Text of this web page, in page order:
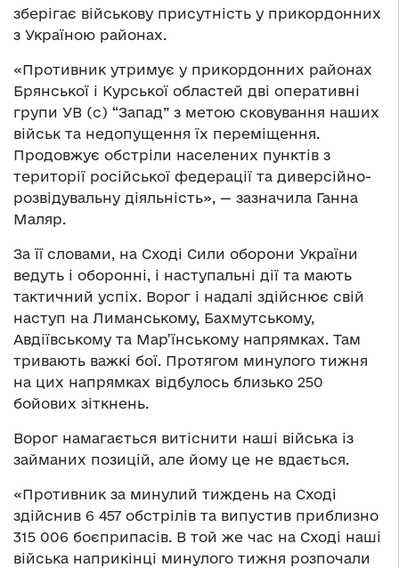
зберігає військову присутність у прикордонних
з Україною районах.
«Противник утримує у прикордонних районах
Брянської і Курської областей дві оперативні
групи УВ (с) “Запад” з метою сковування наших
військ та недопущення їх переміщення.
Продовжує обстріли населених пунктів з
території російської федерації та диверсійно-
розвідувальну діяльність», — зазначила Ганна
Маляр.
За її словами, на Сході Сили оборони України
ведуть і оборонні, і наступальні дії та мають
тактичний успіх. Ворог і надалі здійснює свій
наступ на Лиманському, Бахмутському,
Авдіївському та Мар’їнському напрямках. Там
тривають важкі бої. Протягом минулого тижня
на цих напрямках відбулось близько 250
бойових зіткнень.
Ворог намагається витіснити наші війська із
займаних позицій, але йому це не вдається.
«Противник за минулий тиждень на Сході
здійснив 6 457 обстрілів та випустив приблизно
315 006 боєприпасів. В той же час на Сході наші
війська наприкінці минулого тижня розпочали